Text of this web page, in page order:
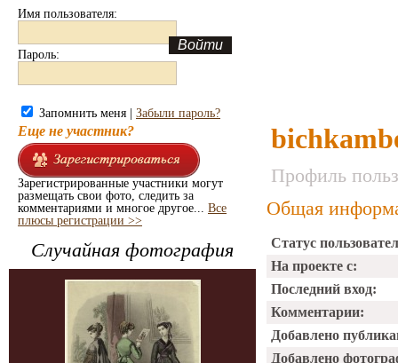
Имя пользователя:
Пароль:
Запомнить меня | Забыли пароль?
Еще не участник?
Зарегистрированные участники могут
размещать свои фото, следить за
комментариями и многое другое... Все
плюсы регистрации >>
Случайная фотография
Профиль
Общая
Статус
На проекте с:
Последний вход:
Комментарии:
Добавлено
Добавлено